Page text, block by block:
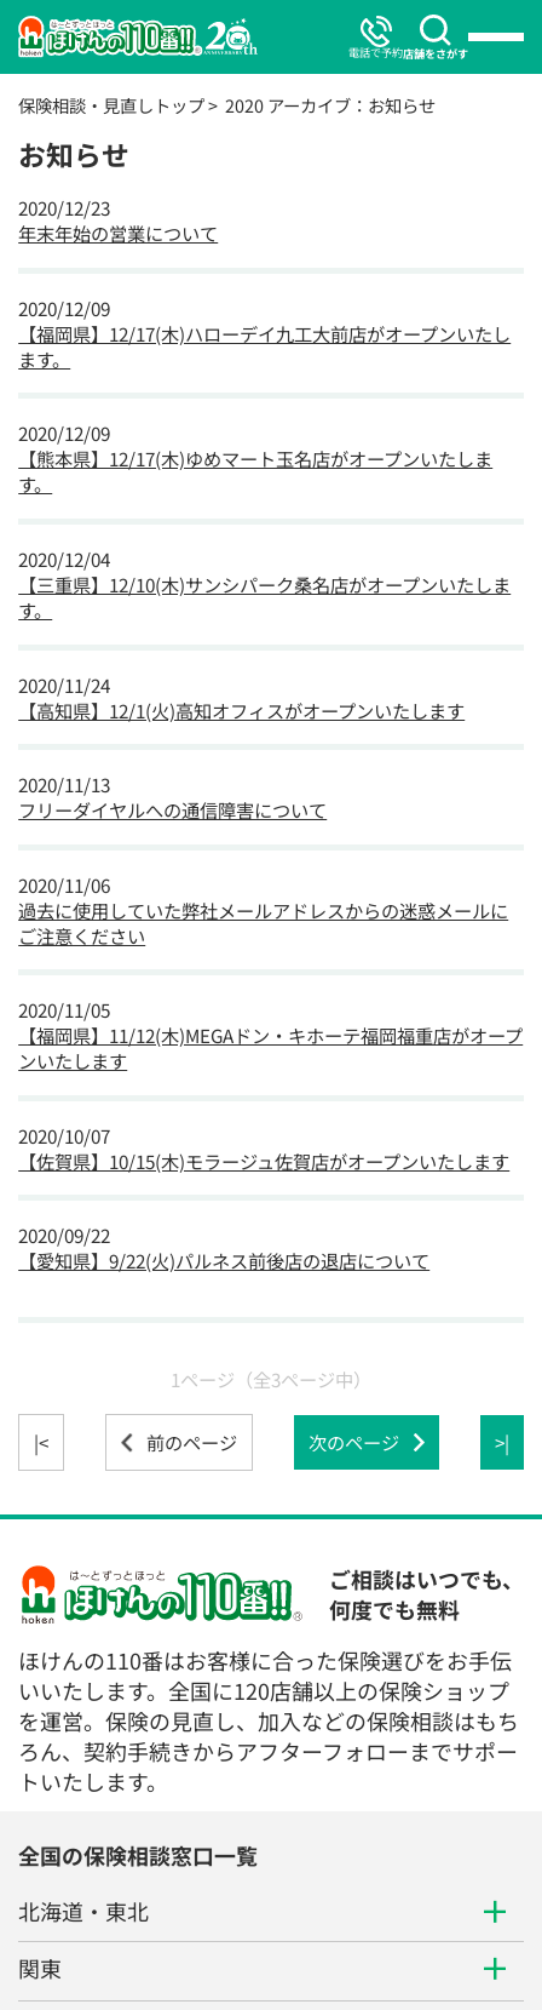
電話で予約店舗をさがす
保険相談・見直しトップ 2020 アーカイブ：お知らせ
お知らせ
2020/12/23
年末年始の営業について
2020/12/09
【福岡県】12/17(木)ハローデイ九工大前店がオープンいたし
ます。
2020/12/09
【熊本県】12/17(木)ゆめマート玉名店がオープンいたしま
す。
2020/12/04
【三重県】12/10(木)サンシパーク桑名店がオープンいたしま
す。
2020/11/24
【高知県】12/1(火)高知オフィスがオープンいたします
2020/11/13
フリーダイヤルへの通信障害について
2020/11/06
過去に使用していた弊社メールアドレスからの迷惑メールに
ご注意ください
2020/11/05
【福岡県】11/12(木)MEGAドン・キホーテ福岡福重店がオープ
ンいたします
2020/10/07
【佐賀県】10/15(木)モラージュ佐賀店がオープンいたします
2020/09/22
【愛知県】9/22(火)パルネス前後店の退店について
1ページ （全3ページ中）
|< 前のページ 次のページ >|
ご相談はいつでも、
何度でも無料
ほけんの110番はお客様に合った保険選びをお手伝
いいたします。全国に120店舗以上の保険ショップ
を運営。保険の見直し、加入などの保険相談はもち
ろん、契約手続きからアフターフォローまでサポー
トいたします。
全国の保険相談窓口一覧
北海道・東北
関東